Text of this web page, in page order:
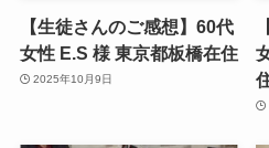
【生徒さんのご感想】60代
女性 E.S 様 東京都板橋在住
2025年10月9日